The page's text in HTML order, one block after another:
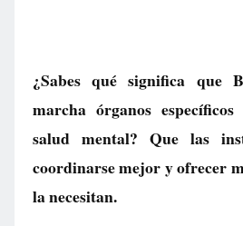
¿Sabes qué significa que
marcha órganos
salud mental? Que las
coordinarse mejor y ofrecer
la necesitan.